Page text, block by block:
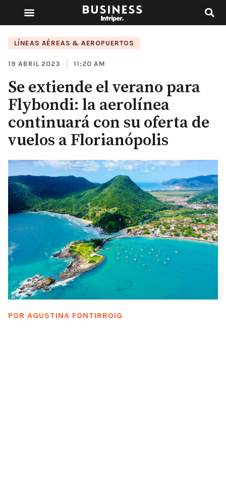
LÍNEAS AÉREAS & AEROPUERTOS
19 ABRIL 2023 11:20 AM
Se extiende el verano para
Flybondi: la aerolínea
continuará con su oferta de
vuelos a Florianópolis
POR AGUSTINA FONTIRROIG